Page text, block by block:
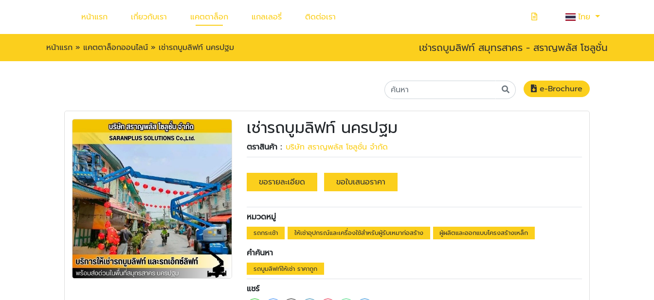
หน้าแรก เกี่ยวกับเรา แคตตาล็อก แกลเลอรี่ ติดต่อเรา ไทย
หน้าแรก » แคตตาล็อกออนไลน์ » เช่ารถบูมลิฟท์ นครปฐม เช่ารถบูมลิฟท์ สมุทรสาคร - สราญพลัส โซลูชั่น
e-Brochure
เช่ารถบูมลิฟท์ นครปฐม
ตราสินค้า : บริษัท สราญพลัส โซลูชั่น จำกัด
ขอรายละเอียด ขอใบเสนอราคา
หมวดหมู่
รถกระเช้า ให้เช่าอุปกรณ์และเครื่องใช้สำหรับผู้รับเหมาก่อสร้าง ผู้ผลิตและออกแบบโครงสร้างเหล็ก
คำค้นหา
รถบูมลิฟท์ให้เช่า ราคาถูก
แชร์